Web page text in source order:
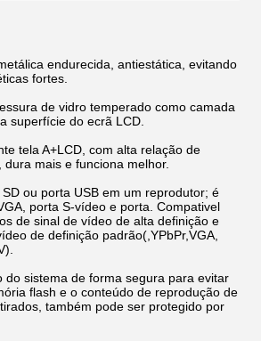
endurecida, antiestática, evitando
fortes.
de vidro temperado como camada
superfície do ecrã LCD.
tela A+LCD, com alta relação de
mais e funciona melhor.
ou porta USB em um reprodutor; é
porta S-vídeo e porta. Compativel
de sinal de vídeo de alta definição e
de definição padrão(,YPbPr,VGA,
do sistema de forma segura para evitar
flash e o conteúdo de reprodução de
também pode ser protegido por